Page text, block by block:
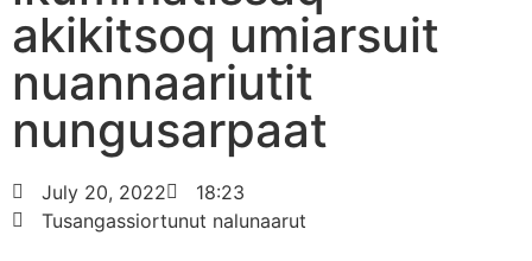
akikitsoq umiarsuit
nuannaariutit
nungusarpaat
July 20, 2022
18:23
Tusangassiortunut nalunaarut